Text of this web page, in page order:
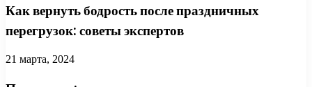
Как вернуть бодрость после праздничных
перегрузок: советы экспертов
21 марта, 2024